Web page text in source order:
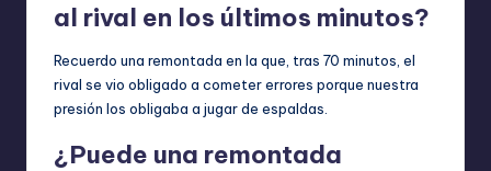
al rival en los últimos minutos?
Recuerdo una remontada en la que, tras 70 minutos, el
rival se vio obligado a cometer errores porque nuestra
presión los obligaba a jugar de espaldas.
¿Puede una remontada